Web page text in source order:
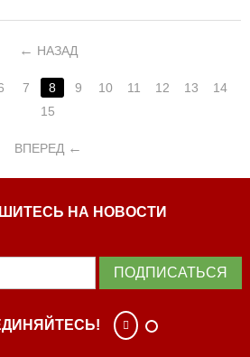
НАЗАД
7 8 9 10 11 12 13
14
15
ВПЕРЕД
НА НОВОСТИ
ПОДПИСАТЬСЯ